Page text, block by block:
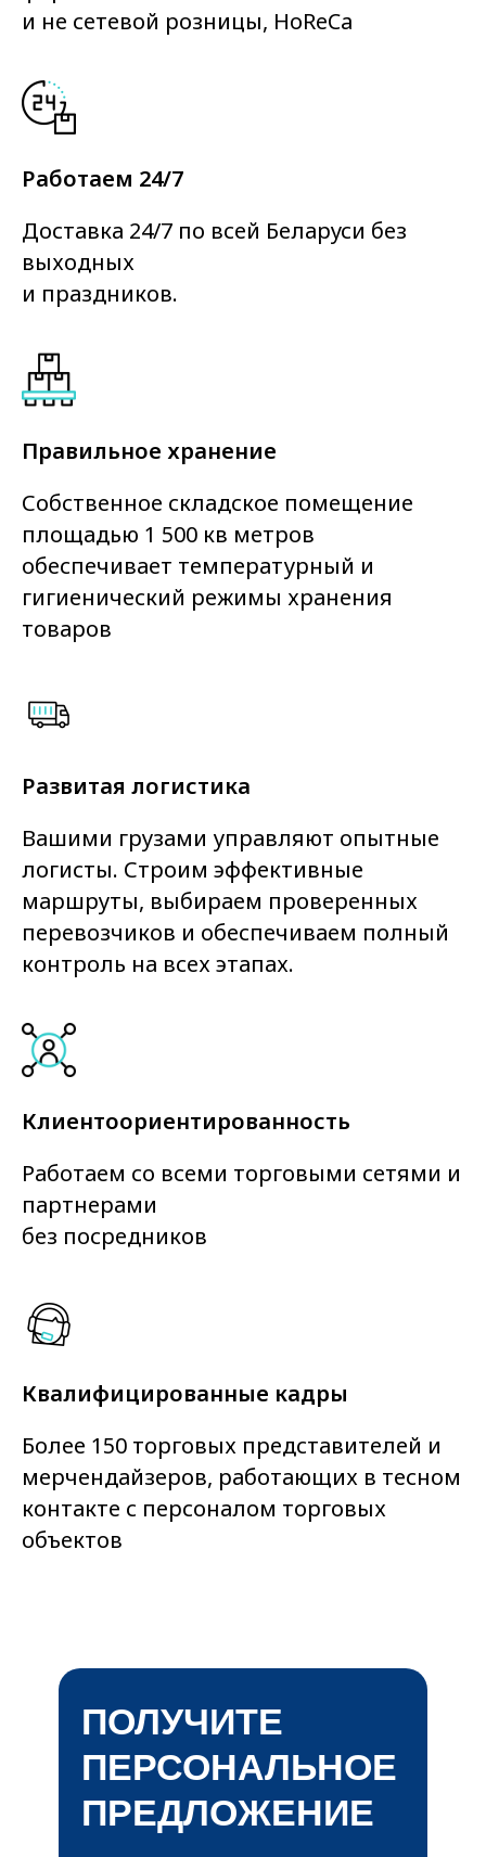
и не сетевой розницы, HoReCa
Работаем 24/7
Доставка 24/7 по всей Беларуси без
выходных
и праздников.
Правильное хранение
Собственное складское помещение
площадью 1 500 кв метров
обеспечивает температурный и
гигиенический режимы хранения
товаров
Развитая логистика
Вашими грузами управляют опытные
логисты. Строим эффективные
маршруты, выбираем проверенных
перевозчиков и обеспечиваем полный
контроль на всех этапах.
Клиентоориентированность
Работаем со всеми торговыми сетями и
партнерами
без посредников
Квалифицированные кадры
Более 150 торговых представителей и
мерчендайзеров, работающих в тесном
контакте с персоналом торговых
объектов
ПОЛУЧИТЕ
ПЕРСОНАЛЬНОЕ
ПРЕДЛОЖЕНИЕ